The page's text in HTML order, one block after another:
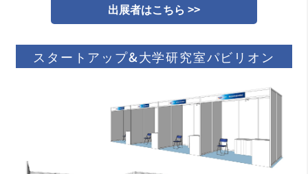
出展者はこちら >>
スタートアップ&大学研究室パビリオン